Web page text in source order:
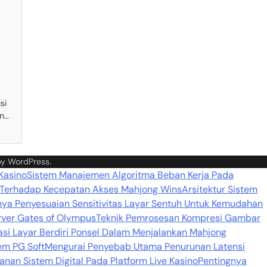
WordPress.
Sistem Manajemen Algoritma Beban Kerja Pada
Kecepatan Akses Mahjong WinsArsitektur Sistem
Penyesuaian Sensitivitas Layar Sentuh Untuk Kemudahan
Gates of OlympusTeknik Pemrosesan Kompresi Gambar
Layar Berdiri Ponsel Dalam Menjalankan Mahjong
PG SoftMengurai Penyebab Utama Penurunan Latensi
Sistem Digital Pada Platform Live KasinoPentingnya